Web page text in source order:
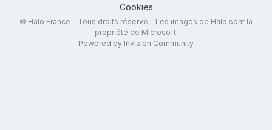
Cookies
© Halo France - Tous droits réservé - Les images de Halo sont la
propriété de Microsoft.
Powered by Invision Community